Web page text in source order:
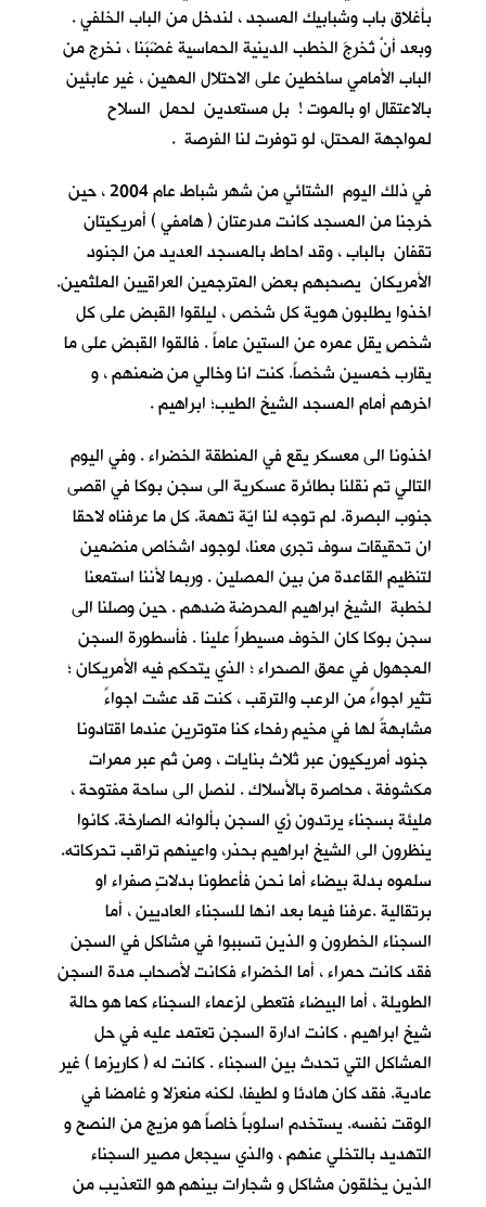
بأغلاق باب وشبابيك المسجد ، لندخل من الباب الخلفي .
وبعد أنْ تُخرجَ الخطب الدينية الحماسية غضَبَنا ، نخرج من
الباب الأمامي ساخطين على الاحتلال المهين ، غير عابئين
بالاعتقال او بالموت ! بل مستعدين لحمل السلاح
لمواجهة المحتل، لو توفرت لنا الفرصة .
في ذلك اليوم الشتائي من شهر شباط عام 2004 ، حين
خرجنا من المسجد كانت مدرعتان ( هامفي ) أمريكيتان
تقفان بالباب ، وقد احاط بالمسجد العديد من الجنود
الأمريكان يصحبهم بعض المترجمين العراقيين الملثمين.
اخذوا يطلبون هوية كل شخص ، ليلقوا القبض على كل
شخصٍ يقل عمره عن الستين عاماً . فالقوا القبض على ما
يقارب خمسين شخصاً. كنت انا وخالي من ضمنهم ، و
اخرهم أمام المسجد الشيخ الطيب؛ ابراهيم .
اخذونا الى معسكر يقع في المنطقة الخضراء . وفي اليوم
التالي تم نقلنا بطائرة عسكرية الى سجن بوكا في اقصى
جنوب البصرة. لم توجه لنا ايّة تهمة. كل ما عرفناه لاحقا
ان تحقيقات سوف تجرى معنا، لوجود اشخاص منضمين
لتنظيم القاعدة من بين المصلين . وربما لأننا استمعنا
لخطبة الشيخ ابراهيم المحرضة ضدهم . حين وصلنا الى
سجن بوكا كان الخوف مسيطراً علينا . فأسطورة السجن
المجهول في عمق الصحراء ؛ الذي يتحكم فيه الأمريكان ؛
تثير اجواءً من الرعب والترقب ، كنت قد عشت اجواءً
مشابهةً لها في مخيم رفحاء كنا متوترين عندما اقتادونا
جنود أمريكيون عبر ثلاث بنايات ، ومن ثم عبر ممرات
مكشوفة ، محاصرة بالأسلاك . لنصل الى ساحة مفتوحة ،
مليئة بسجناء يرتدون زي السجن بألوانه الصارخة. كانوا
ينظرون الى الشيخ ابراهيم بحذر، واعينهم تراقب تحركاته.
سلموه بدلة بيضاء أما نحن فأعطونا بدلاتٍ صفراء او
برتقالية .عرفنا فيما بعد انها للسجناء العاديين ، أما
السجناء الخطرون و الذين تسببوا في مشاكل في السجن
فقد كانت حمراء ، أما الخضراء فكانت لأصحاب مدة السجن
الطويلة ، أما البيضاء فتعطى لزعماء السجناء كما هو حالة
شيخ ابراهيم . كانت ادارة السجن تعتمد عليه في حل
المشاكل التي تحدث بين السجناء . كانت له ( كاريزما ) غير
عادية. فقد كان هادئا و لطيفا، لكنه منعزلا و غامضا في
الوقت نفسه. يستخدم اسلوباً خاصاً هو مزيج من النصح و
التهديد بالتخلي عنهم ، والذي سيجعل مصير السجناء
الذين يخلقون مشاكل و شجارات بينهم هو التعذيب من